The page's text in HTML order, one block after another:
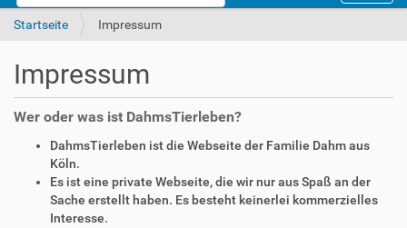
k
Startseite Impressum
Impressum
Wer oder was ist DahmsTierleben?
DahmsTierleben ist die Webseite der Familie Dahm aus
Köln.
Es ist eine private Webseite, die wir nur aus Spaß an der
Sache erstellt haben. Es besteht keinerlei kommerzielles
Interesse.